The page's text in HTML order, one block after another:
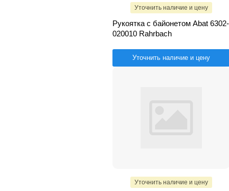
Уточнить наличие и цену
Рукоятка с байонетом Abat 6302-
020010 Rahrbach
Уточнить наличие и цену
Уточнить наличие и цену